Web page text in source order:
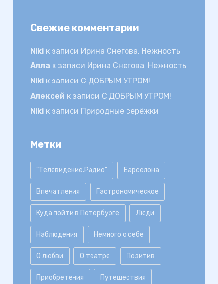
Свежие комментарии
Nikiк записи Ирина Снегова. Нежность
Алла к записи Ирина Снегова. Нежность
Nikiк записи С ДОБРЫМ УТРОМ!
Алексей к записи С ДОБРЫМ УТРОМ!
Nikiк записи Природные серёжки
Метки
"Телевидение.Радио" Барселона
Впечатления Гастрономическое
Куда пойти в Петербурге Люди
Наблюдения Немного о себе
О любви О театре Позитив
Приобретения Путешествия